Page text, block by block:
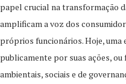
papel crucial na transformação
amplificam a voz dos
próprios funcionários. Hoje, uma
publicamente por suas ações,
ambientais, sociais e de